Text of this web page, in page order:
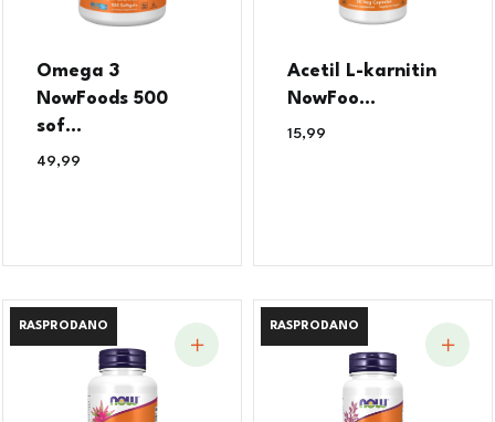
Omega 3
NowFoods 500
sof...
49,99
Acetil L-karnitin
NowFoo...
15,99
RASPRODANO
RASPRODANO RASPRODANO
RASPRODANO